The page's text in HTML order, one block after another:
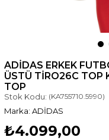
ADIDAS ERKEK
ÜSTÜ TIRO26C TOP
TOP
Stok Kodu: (KA755710.5990)
ADİDAS
₺4.099,00